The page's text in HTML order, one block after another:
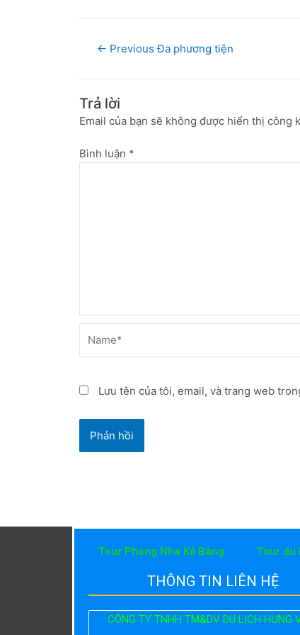
← Previous Đa phương tiện
Trả lời
Email của bạn sẽ không được hiển thị công
Bình luận *
Lưu tên của tôi, email, và trang web
Tour Phong Nha Kẻ Bàng Tour du
THÔNG TIN LIÊN HỆ
CÔNG TY TNHH TM&DV DU LỊCH HƯNG